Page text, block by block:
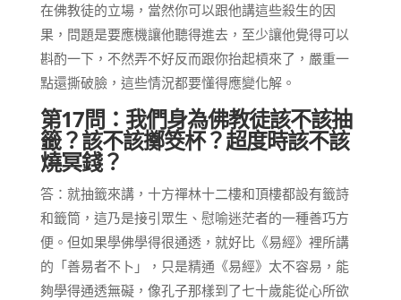
在佛教徒的立場，當然你可以跟他講這些殺生的因
果，問題是要應機讓他聽得進去，至少讓他覺得可以
斟酌一下，不然弄不好反而跟你抬起槓來了，嚴重一
點還撕破臉，這些情況都要懂得應變化解。
第17問：我們身為佛教徒該不該抽
籤？該不該擲筊杯？超度時該不該
燒冥錢？
答：就抽籤來講，十方禪林十二樓和頂樓都設有籤詩
和籤筒，這乃是接引眾生、慰喻迷茫者的一種善巧方
便。但如果學佛學得很通透，就好比《易經》裡所講
的「善易者不卜」，只是精通《易經》太不容易，能
夠學得通透無礙，像孔子那樣到了七十歲能從心所欲